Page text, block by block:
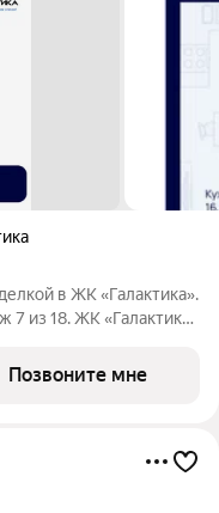
в ЖК «Галактика».
тех, кто любит
Позвоните мне